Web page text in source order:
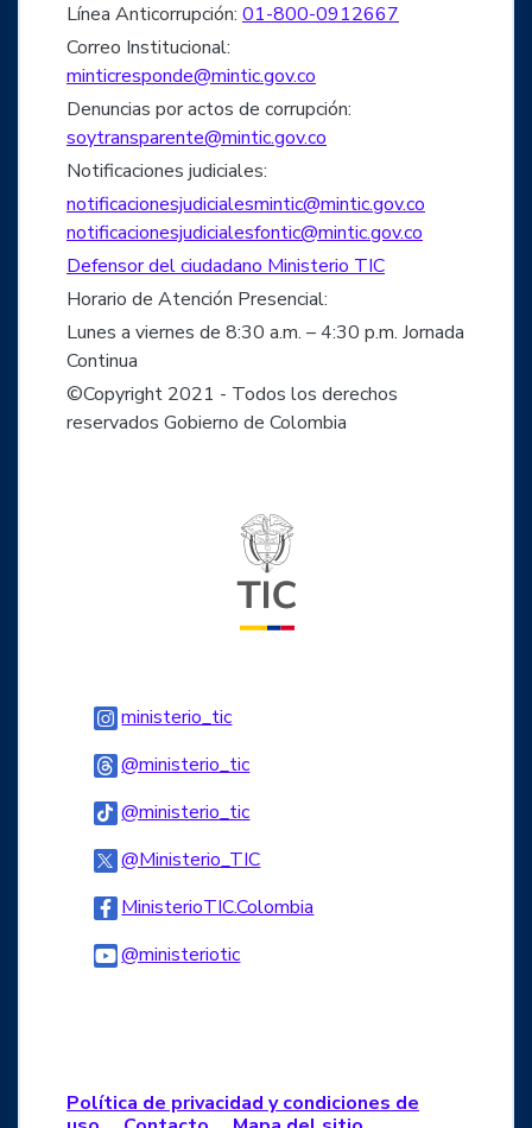
Línea Anticorrupción: 01-800-0912667
Correo Institucional:
minticresponde@mintic.gov.co
Denuncias por actos de corrupción:
soytransparente@mintic.gov.co
Notificaciones judiciales:
notificacionesjudicialesmintic@mintic.gov.co
notificacionesjudicialesfontic@mintic.gov.co
Defensor del ciudadano Ministerio TIC
Horario de Atención Presencial:
Lunes a viernes de 8:30 a.m. – 4:30 p.m. Jornada
Continua
©Copyright 2021 - Todos los derechos
reservados Gobierno de Colombia
ministerio_ticLogo Instagram
@ministerio_ticLogo Threads
@ministerio_ticLogo Tiktok
@Ministerio_TICLogo Twitter
MinisterioTIC.Colombia
@ministerioticLogo Youtube
Política de privacidad y condiciones de